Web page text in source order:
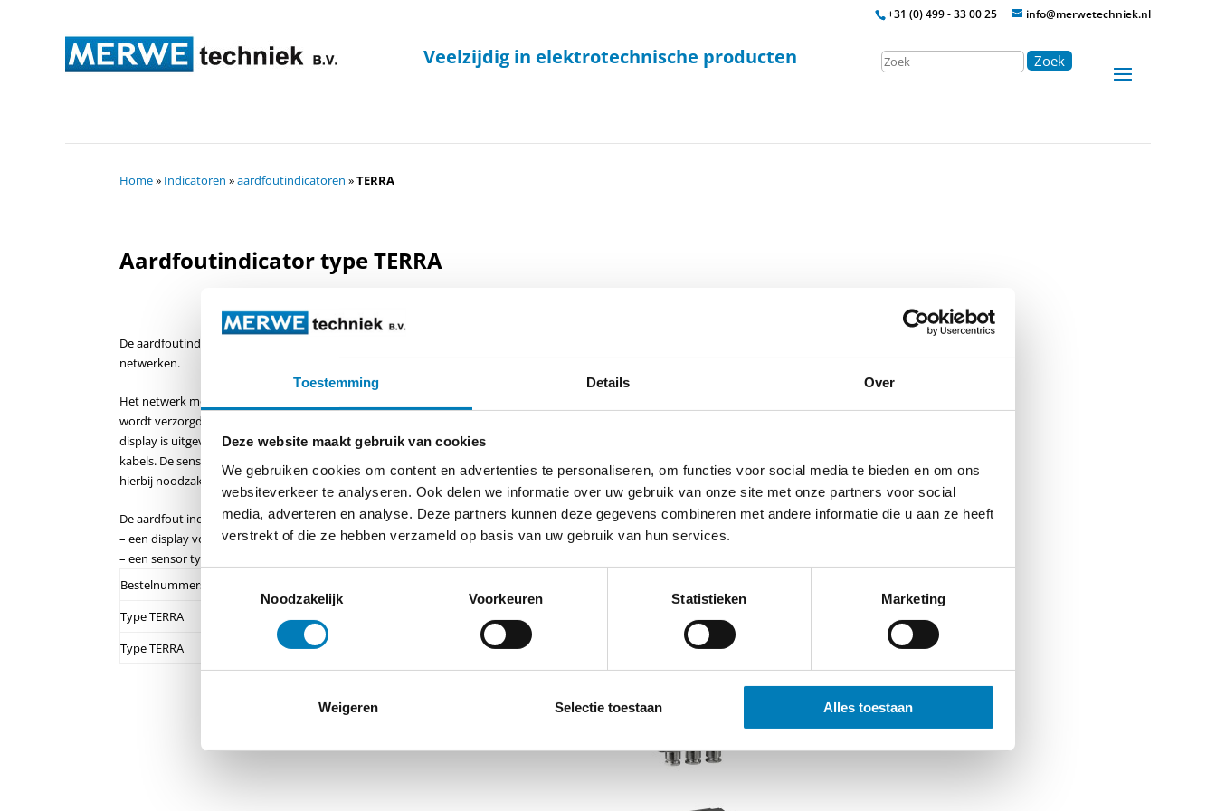
Toestemming Details Over
Deze website maakt gebruik van cookies
We gebruiken cookies om content en advertenties te personaliseren, om functies voor social media te bieden en om ons
websiteverkeer te analyseren. Ook delen we informatie over uw gebruik van onze site met onze partners voor social
media, adverteren en analyse. Deze partners kunnen deze gegevens combineren met andere informatie die u aan ze heeft
verstrekt of die ze hebben verzameld op basis van uw gebruik van hun services.
Noodzakelijk
Voorkeuren Statistieken Marketing
Weigeren Selectie toestaan Alles toestaan
+31 (0) 499 - 33 00 25 info@merwetechniek.nl
Veelzijdig in elektrotechnische producten Zoek
Home» Indicatoren »aardfoutindicatoren »TERRA
Aardfoutindicator type TERRA
De aardfoutindicator kan toegepast worden in orden in stervormige – en ring
netwerken.
Het netwerk moet degelijk geaard zijn (niet zwevend). De indicatie van de aardfout
wordt verzorgd door een vlagindicator. De verbinding tussen de aardfout-sensor en het
display is uitgevoerd met kabel. De sensor moet gemonteerde worden op afgeschermde
kabels. De sensor is deelbaar en kan geplaatst worden op de kabel. Een hulpvoeding is
hierbij noodzakelijk. De voeding mag wegvallen nadat een fout ontstaat.
De aardfout indicator bestaat uit:
– een display voor aanwijzing van de aard-fout
– een sensor type SE om de fout te detecteren.
Bestelnummers
Type TERRA
paneel inbouw
26.20.10
TypeTERRA opbouw 26.30.10
Trip stromen voor aardfouten 20 / 40 / 60 / 80 / 160 A
Reset functie:
– Optioneel: Manueel
– Optioneel: bij wederkerende voedingsspanning
Hulpvoeding: 115/230 V AC